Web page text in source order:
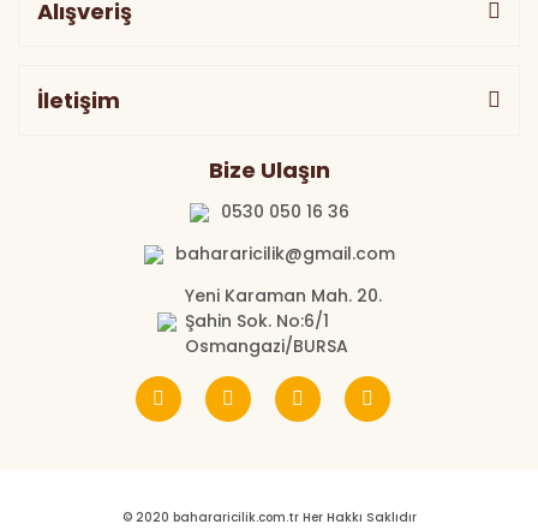
Alışveriş
İletişim
Bize Ulaşın
0530 050 16 36
bahararicilik@gmail.com
Yeni Karaman Mah. 20.
Şahin Sok. No:6/1
Osmangazi/BURSA
© 2020 bahararicilik.com.tr Her Hakkı Saklıdır